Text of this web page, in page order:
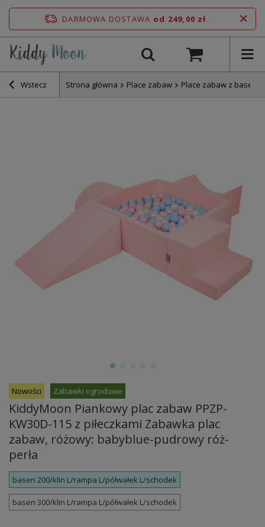
DARMOWA DOSTAWA od 249,00 zł
Wstecz Strona główna Place zabaw Place zabaw z
Nowości Zabawki ogrodowe
KiddyMoon Piankowy plac zabaw PPZP-
KW30D-115 z piłeczkami Zabawka plac
zabaw, różowy: babyblue-pudrowy róż-
perła
basen 200/klin L/rampa L/półwałek L/schodek
basen 300/klin L/rampa L/półwałek L/schodek